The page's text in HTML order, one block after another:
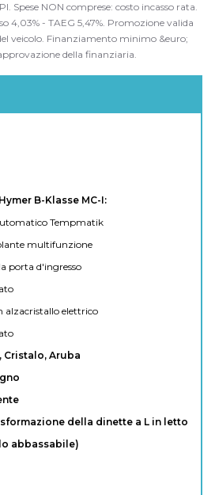
Spese NON comprese: costo incasso rata.
4,03% - TAEG 5,47%. Promozione valida
veicolo. Finanziamento minimo &euro;
della finanziaria.
B-Klasse MC-I:
Tempmatik
multifunzione
porta d'ingresso
alzacristallo elettrico
Cristalo, Aruba
della dinette a L in letto
abbassabile)